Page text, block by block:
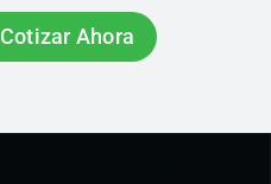
Cotizar Ahora